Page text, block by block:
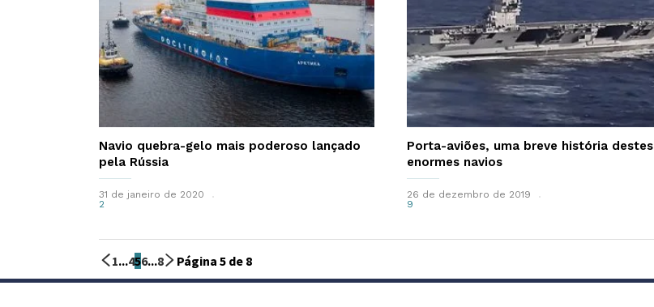
Navio quebra-gelo mais poderoso lançado
pela Rússia
31 de janeiro de 2020
2
Porta-aviões, uma breve história destes
enormes navios
26 de dezembro de 2019
9
1...456...8 Página 5 de 8